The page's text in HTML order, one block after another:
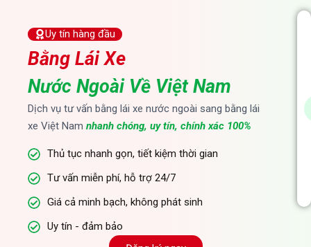
Uy tín hàng đầu
Bằng Lái Xe
Nước Ngoài Về Việt Nam
Dịch vụ tư vấn bằng lái xe nước ngoài sang bằng lái
xe Việt Nam nhanh chóng, uy tín, chính xác 100%
Thủ tục nhanh gọn, tiết kiệm thời gian
Tư vấn miễn phí, hỗ trợ 24/7
Giá cả minh bạch, không phát sinh
Uy tín - đảm bảo